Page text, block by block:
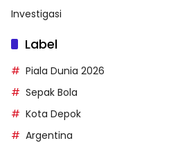
Investigasi
Label
Piala Dunia 2026
Sepak Bola
Kota Depok
Argentina